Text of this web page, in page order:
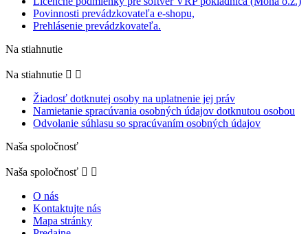
Povinnosti prevádzkovateľa e-shopu,
Prehlásenie prevádzkovateľa.
Na stiahnutie
Na stiahnutie  
Žiadosť dotknutej osoby na uplatnenie jej práv
Namietanie spracúvania osobných údajov dotknutou osobou
Odvolanie súhlasu so spracúvaním osobných údajov
Naša spoločnosť
Naša spoločnosť  
O nás
Kontaktujte nás
Mapa stránky